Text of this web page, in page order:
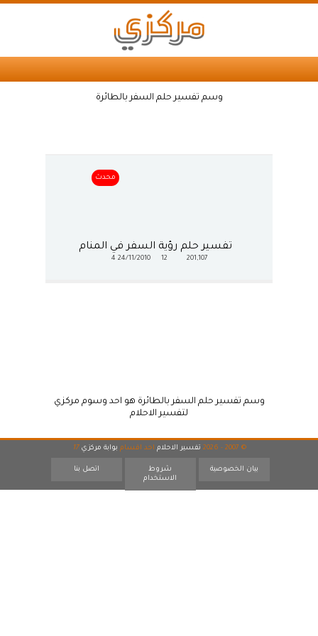
وسم تفسير حلم السفر بالطائرة
محدث
تفسير حلم رؤية السفر في المنام
201,107
24/11/2010
4
وسم تفسير حلم السفر بالطائرة هو احد وسوم مركزي
لتفسير الاحلام
© 2007 - 2026 تفسير الاحلام احد اقسام بوابة مركزي 17
بيان الخصوصية
شروط
الاستخدام
اتصل بنا